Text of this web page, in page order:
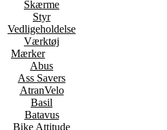
Skærme
Styr
Vedligeholdelse
Værktøj
Mærker
Abus
Ass Savers
AtranVelo
Basil
Batavus
Bike Attitude